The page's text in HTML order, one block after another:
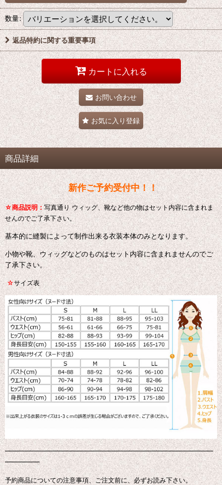
数量:
返品特約に関する重要事項
カートに入れる
お問い合わせ
お気に入り登録
商品詳細
新作ご予約受付中！！
☆商品説明：写真通り ウィッグ、靴など他の物はセット内容に含まれま
せんのでご了承下さい。
基本的に縫製によって制作出来る衣装本体のみとなります。
小物や靴、ウィッグなどのものはセット内容に含まれませんのでご
了承下さい。
☆サイズ表
━━━━━━━━━━━━━━━━━━━━━━━━━━━━━━
━━━━━
予約商品についての注意事項、ご注文前に、必ずお読み下さい。